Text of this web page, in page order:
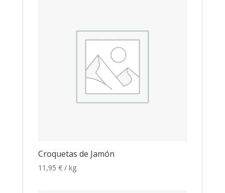
Croquetas de Jamón
11,95 € / kg